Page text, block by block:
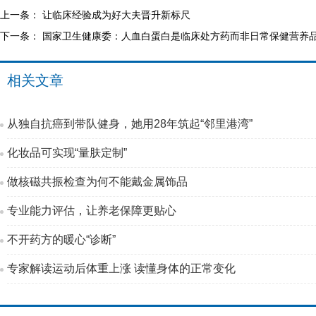
上一条： 让临床经验成为好大夫晋升新标尺
下一条： 国家卫生健康委：人血白蛋白是临床处方药而非日常保健营养
相关文章
从独自抗癌到带队健身，她用28年筑起“邻里港湾”
化妆品可实现“量肤定制”
做核磁共振检查为何不能戴金属饰品
专业能力评估，让养老保障更贴心
不开药方的暖心“诊断”
专家解读运动后体重上涨 读懂身体的正常变化